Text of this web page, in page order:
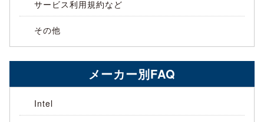
サービス利用規約など
その他
メーカー別FAQ
Intel